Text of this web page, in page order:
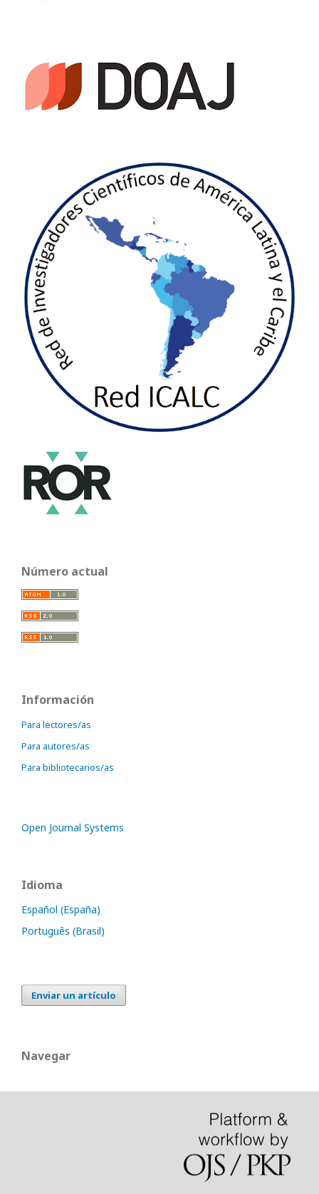
Número actual
Información
Para lectores/as
Para autores/as
Para bibliotecarios/as
Open Journal Systems
Idioma
Español (España)
Português (Brasil)
Enviar un artículo
Navegar